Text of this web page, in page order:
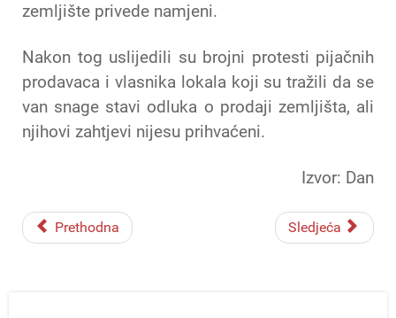
zemljište privede namjeni.
Nakon tog uslijedili su brojni protesti pijačnih
prodavaca i vlasnika lokala koji su tražili da se
van snage stavi odluka o prodaji zemljišta, ali
njihovi zahtjevi nijesu prihvaćeni.
Izvor: Dan
Prethodna Sledjeća